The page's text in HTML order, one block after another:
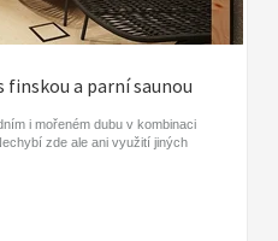
finskou a parní saunou
i mořeném dubu v kombinaci
zde ale ani využití jiných